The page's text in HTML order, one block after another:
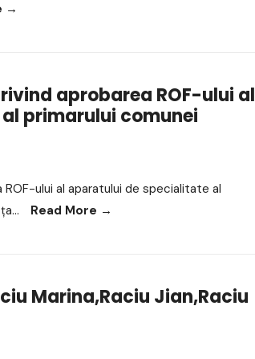
→
aprobarea ROF-ului al
primarului comunei
ROF-ului al aparatului de specialitate al
... Read More →
Marina,Raciu Jian,Raciu